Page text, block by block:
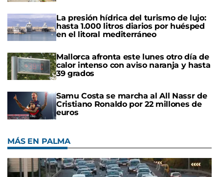
La presión hídrica del turismo de lujo:
hasta 1.000 litros diarios por huésped
en el litoral mediterráneo
Mallorca afronta este lunes otro día de
calor intenso con aviso naranja y hasta
39 grados
Samu Costa se marcha al All Nassr de
Cristiano Ronaldo por 22 millones de
euros
MÁS EN PALMA